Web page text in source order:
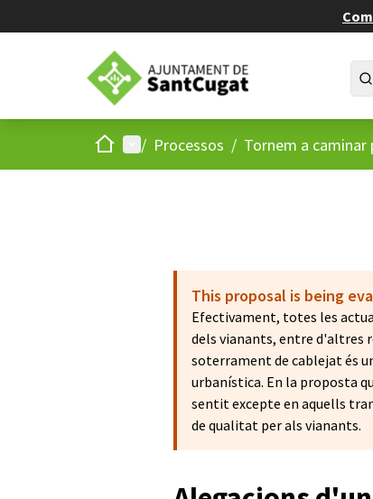
Inici Menú principal
/ Processos / Tornem a caminar
This proposal is being
Efectivament, totes les
dels vianants, entre d'altres
soterrament de cablejat és
urbanística. En la proposta
sentit excepte en aquells
de qualitat per als vianants.